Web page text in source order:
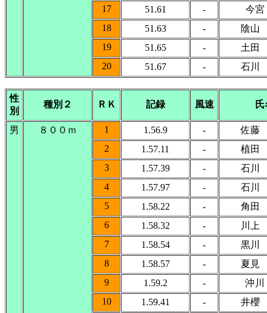
17
51.61 -
今
18
51.63 -
陰山
19
51.65 -
土田
20
51.67 - 石川
性
別
種別２ ＲＫ 記録 風速
男 ８００ｍ 1 1.56.9 -
佐藤
2
1.57.11 -
植田
3
1.57.39 -
石川
4
1.57.97 -
石川
5
1.58.22 -
角田
6
1.58.32 -
川上
7
1.58.54 -
黒川
8
1.58.57 -
夏見
9
1.59.2 -
沖
10
1.59.41 -
井櫻